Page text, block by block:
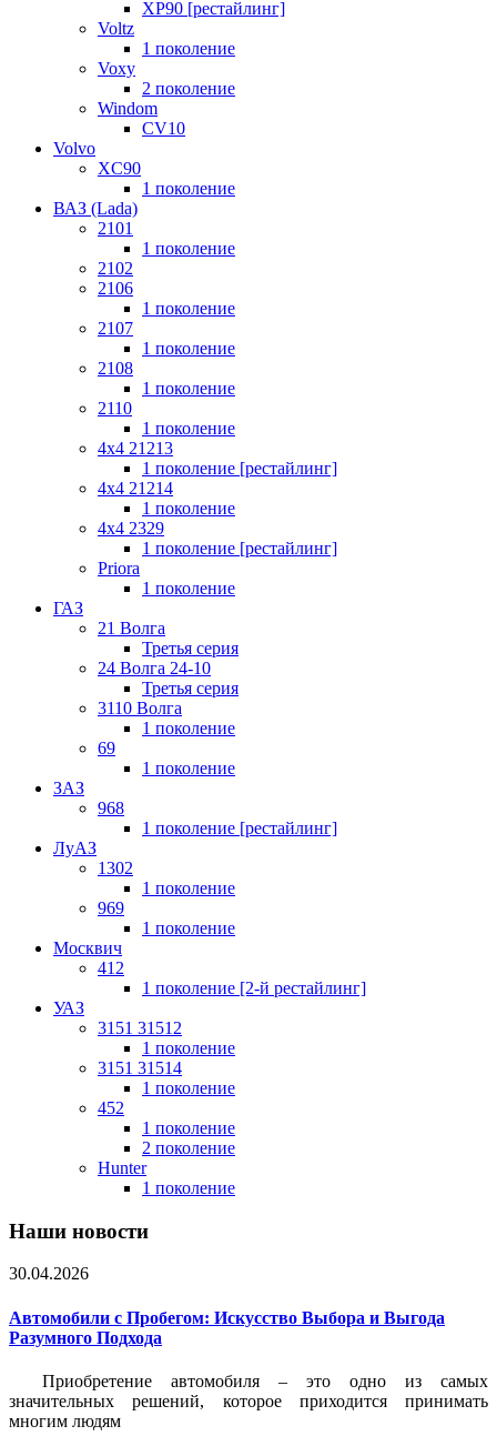
XP90 [рестайлинг]
Voltz
1 поколение
Voxy
2 поколение
Windom
СV10
Volvo
XC90
1 поколение
ВАЗ (Lada)
2101
1 поколение
2102
2106
1 поколение
2107
1 поколение
2108
1 поколение
2110
1 поколение
4x4 21213
1 поколение [рестайлинг]
4x4 21214
1 поколение
4x4 2329
1 поколение [рестайлинг]
Priora
1 поколение
ГАЗ
21 Волга
Третья серия
24 Волга 24-10
Третья серия
3110 Волга
1 поколение
69
1 поколение
ЗАЗ
968
1 поколение [рестайлинг]
ЛуАЗ
1302
1 поколение
969
1 поколение
Москвич
412
1 поколение [2-й рестайлинг]
УАЗ
3151 31512
1 поколение
3151 31514
1 поколение
452
1 поколение
2 поколение
Hunter
1 поколение
Наши новости
30.04.2026
Автомобили с Пробегом: Искусство Выбора и Выгода
Разумного Подхода
Приобретение автомобиля – это одно из самых
значительных решений, которое приходится принимать
многим людям